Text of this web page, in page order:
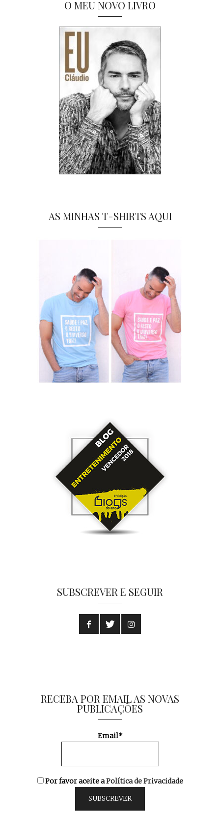
O MEU NOVO LIVRO
AS MINHAS T-SHIRTS AQUI
SUBSCREVER E SEGUIR
RECEBA POR EMAIL AS NOVAS
PUBLICAÇÕES
Email*
Por favor aceite aPolítica de Privacidade